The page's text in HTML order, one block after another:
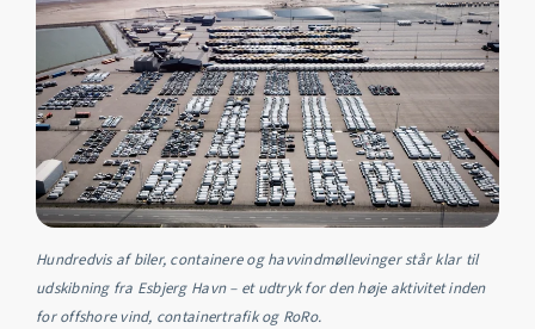
Hundredvis af biler, containere og havvindmøllevinger står klar til
udskibning fra Esbjerg Havn – et udtryk for den høje aktivitet inden
for offshore vind, containertrafik og RoRo.